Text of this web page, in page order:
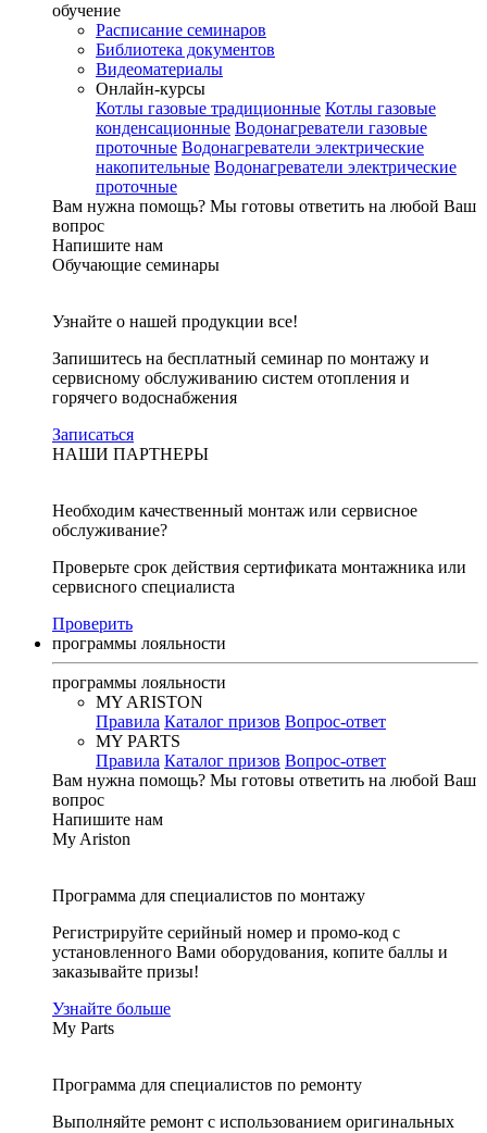
обучение
Расписание семинаров
Библиотека документов
Видеоматериалы
Онлайн-курсы
Котлы газовые традиционные Котлы газовые
конденсационные Водонагреватели газовые
проточные Водонагреватели электрические
накопительные Водонагреватели электрические
проточные
Вам нужна помощь? Мы готовы ответить на любой Ваш
вопрос
Напишите нам
Обучающие семинары
Узнайте о нашей продукции все!
Запишитесь на бесплатный семинар по монтажу и
сервисному обслуживанию систем отопления и
горячего водоснабжения
Записаться
НАШИ ПАРТНЕРЫ
Необходим качественный монтаж или сервисное
обслуживание?
Проверьте срок действия сертификата монтажника или
сервисного специалиста
Проверить
программы лояльности
программы лояльности
MY ARISTON
Правила Каталог призов Вопрос-ответ
MY PARTS
Правила Каталог призов Вопрос-ответ
Вам нужна помощь? Мы готовы ответить на любой Ваш
вопрос
Напишите нам
My Ariston
Программа для специалистов по монтажу
Регистрируйте серийный номер и промо-код с
установленного Вами оборудования, копите баллы и
заказывайте призы!
Узнайте больше
My Parts
Программа для специалистов по ремонту
Выполняйте ремонт с использованием оригинальных